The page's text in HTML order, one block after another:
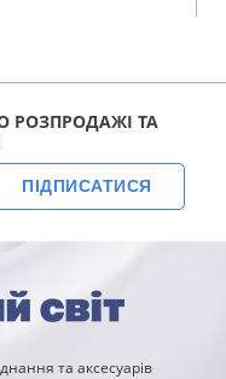
РОЗПРОДАЖІ ТА
ПІДПИСАТИСЯ
та аксесуарів